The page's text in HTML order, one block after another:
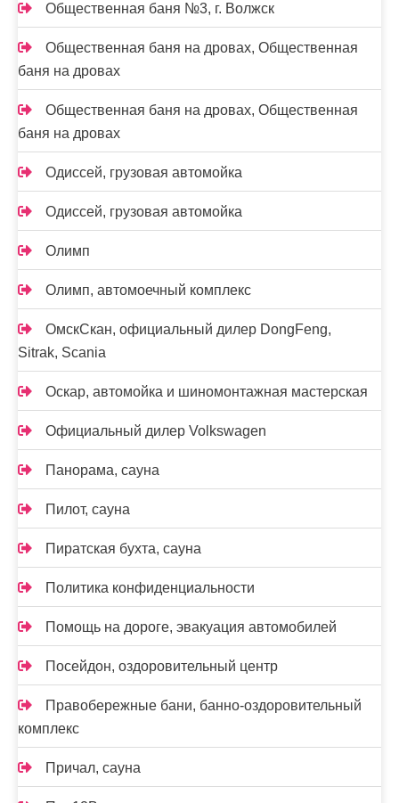
Общественная баня №3, г. Волжск
Общественная баня на дровах, Общественная
баня на дровах
Общественная баня на дровах, Общественная
баня на дровах
Одиссей, грузовая автомойка
Одиссей, грузовая автомойка
Олимп
Олимп, автомоечный комплекс
ОмскСкан, официальный дилер DongFeng,
Sitrak, Scania
Оскар, автомойка и шиномонтажная мастерская
Официальный дилер Volkswagen
Панорама, сауна
Пилот, сауна
Пиратская бухта, сауна
Политика конфиденциальности
Помощь на дороге, эвакуация автомобилей
Посейдон, оздоровительный центр
Правобережные бани, банно-оздоровительный
комплекс
Причал, сауна